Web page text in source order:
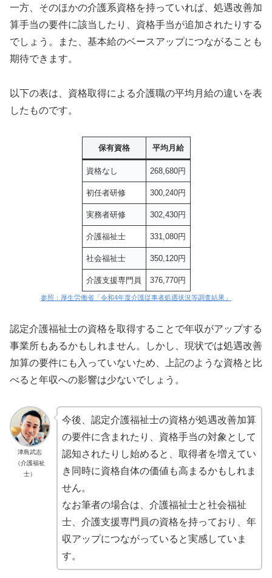
一方、そのほかの介護系資格を持っていれば、処遇改善加
算手当の要件に該当したり、資格手当が追加されたりする
でしょう。また、基本給のベースアップにつながることも
期待できます。
以下の表は、資格取得による介護職の平均月給の違いを表
したものです。
保有資格 平均月給
資格なし 268,680円
初任者研修 300,240円
実務者研修 302,430円
介護福祉士 331,080円
社会福祉士 350,120円
介護支援専門員 376,770円
参照：厚生労働省「令和4年度介護従事者処遇状況等調査結果」
認定介護福祉士の資格を取得することで年収がアップする
事業所もあるかもしれません。しかし、現状では処遇改善
加算の要件にも入っていないため、上記のような資格と比
べると年収への影響は少ないでしょう。
津島武志
（介護福祉
士）
今後、認定介護福祉士の資格が処遇改善加算
の要件に含まれたり、資格手当の対象として
認知されたりし始めると、取得者を増えてい
き同時に資格自体の価値も高まるかもしれま
せん。
なお筆者の場合は、介護福祉士と社会福祉
士、介護支援専門員の資格を持っており、年
収アップにつながっていると実感していま
す。